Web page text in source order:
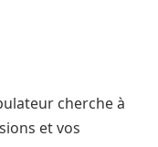
cherche à
et vos